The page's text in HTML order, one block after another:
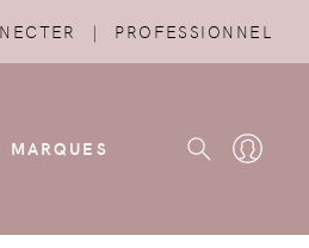
| PROFESSIONNEL
MARQUES